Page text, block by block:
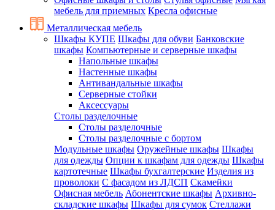
мебель для приемных Кресла офисные
Металлическая мебель
Шкафы КУПЕ Шкафы для обуви Банковские
шкафы Компьютерные и серверные шкафы
Напольные шкафы
Настенные шкафы
Антивандальные шкафы
Серверные стойки
Аксессуары
Столы разделочные
Столы разделочные
Столы разделочные с бортом
Модульные шкафы Оружейные шкафы Шкафы
для одежды Опции к шкафам для одежды Шкафы
картотечные Шкафы бухгалтерские Изделия из
проволоки С фасадом из ЛДСП Скамейки
Офисная мебель Абонентские шкафы Архивно-
складские шкафы Шкафы для сумок Стеллажи